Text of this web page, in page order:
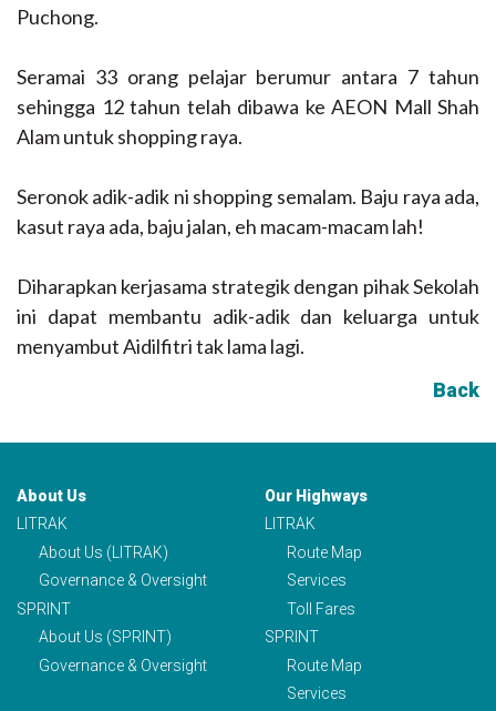
Puchong.
Seramai 33 orang pelajar berumur antara 7 tahun
sehingga 12 tahun telah dibawa ke AEON Mall Shah
Alam untuk shopping raya.
Seronok adik-adik ni shopping semalam. Baju raya ada,
kasut raya ada, baju jalan, eh macam-macam lah!
Diharapkan kerjasama strategik dengan pihak Sekolah
ini dapat membantu adik-adik dan keluarga untuk
menyambut Aidilfitri tak lama lagi.
Back
About Us
LITRAK
About Us (LITRAK)
Governance & Oversight
SPRINT
About Us (SPRINT)
Governance & Oversight
Our Highways
LITRAK
Route Map
Services
Toll Fares
SPRINT
Route Map
Services